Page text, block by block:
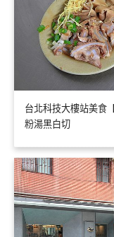
台北科技大樓站美食
粉湯黑白切